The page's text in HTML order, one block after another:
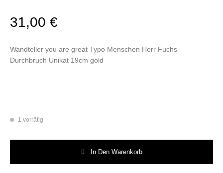
31,00€
Wandteller you are great Typo Menschen Herr Fuchs
Durchbruch Unikat 19cm gold
1 vorrätig
In Den Warenkorb